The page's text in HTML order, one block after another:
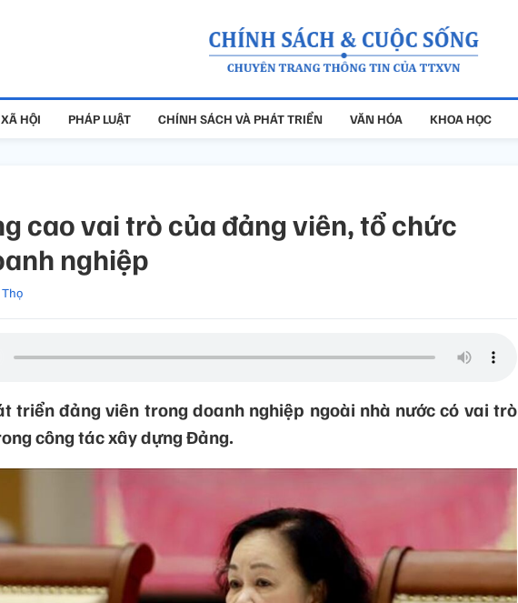
XÃ HỘI PHÁP LUẬT CHÍNH SÁCH VÀ PHÁT TRIỂN VĂN HÓA KHOA HỌC
cao vai trò của đảng viên, tổ chức
nghiệp
triển đảng viên trong doanh nghiệp ngoài nhà nước có vai trò
công tác xây dựng Đảng.